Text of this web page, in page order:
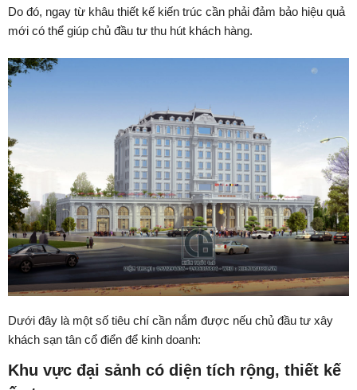
Do đó, ngay từ khâu thiết kế kiến trúc cần phải đảm bảo hiệu quả
mới có thể giúp chủ đầu tư thu hút khách hàng.
Dưới đây là một số tiêu chí cần nắm được nếu chủ đầu tư xây
khách sạn tân cổ điển để kinh doanh:
Khu vực đại sảnh có diện tích rộng, thiết kế